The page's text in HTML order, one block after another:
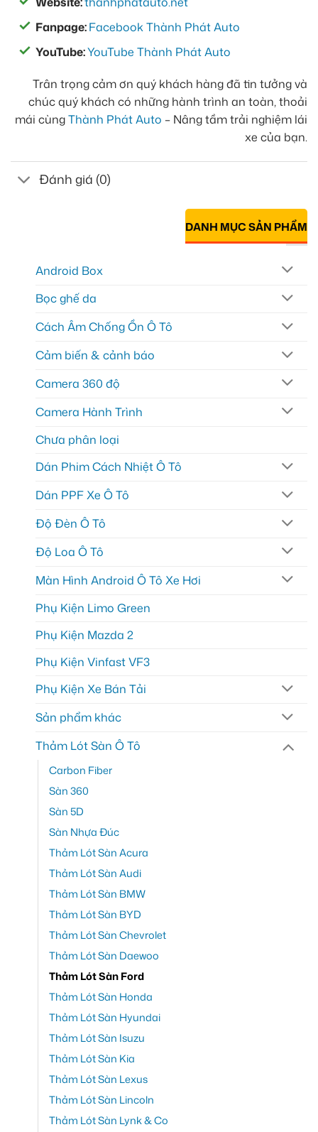
Fanpage:Facebook Thành Phát Auto
YouTube:YouTube Thành Phát Auto
Trân trọng cảm ơn quý khách hàng đã tin tưởng và
chúc quý khách có những hành trình an toàn, thoải
mái cùngThành Phát Auto – Nâng tầm trải nghiệm lái
xe của bạn.
Đánh giá (0)
DANH MỤC SẢN PHẨM
Android Box
Bọc ghế da
Cách Âm Chống Ồn Ô Tô
Cảm biến & cảnh báo
Camera 360 độ
Camera Hành Trình
Chưa phân loại
Dán Phim Cách Nhiệt Ô Tô
Dán PPF Xe Ô Tô
Độ Đèn Ô Tô
Độ Loa Ô Tô
Màn Hình Android Ô Tô Xe Hơi
Phụ Kiện Limo Green
Phụ Kiện Mazda 2
Phụ Kiện Vinfast VF3
Phụ Kiện Xe Bán Tải
Sản phẩm khác
Thảm Lót Sàn Ô Tô
Carbon Fiber
Sàn 360
Sàn 5D
Sàn Nhựa Đúc
Thảm Lót Sàn Acura
Thảm Lót Sàn Audi
Thảm Lót Sàn BMW
Thảm Lót Sàn BYD
Thảm Lót Sàn Chevrolet
Thảm Lót Sàn Daewoo
Thảm Lót Sàn Ford
Thảm Lót Sàn Honda
Thảm Lót Sàn Hyundai
Thảm Lót Sàn Isuzu
Thảm Lót Sàn Kia
Thảm Lót Sàn Lexus
Thảm Lót Sàn Lincoln
Thảm Lót Sàn Lynk & Co